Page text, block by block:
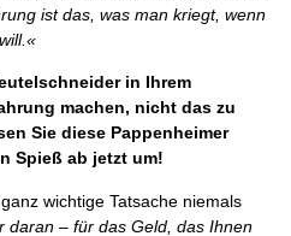
ist das, was man kriegt, wenn
in Ihrem
machen, nicht das zu
Sie diese Pappenheimer
Spieß ab jetzt um!
wichtige Tatsache niemals
daran – für das Geld, das Ihnen